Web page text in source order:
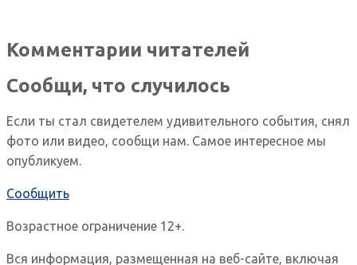
Комментарии читателей
Сообщи, что случилось
Если ты стал свидетелем удивительного события, снял
фото или видео, сообщи нам. Самое интересное мы
опубликуем.
Сообщить
Возрастное ограничение 12+.
Вся информация, размещенная на веб-сайте, включая